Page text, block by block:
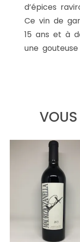
d’épices
Ce vin de
15 ans et à
une